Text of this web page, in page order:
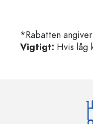
*Rabatten
Vigtigt: Hvis låg